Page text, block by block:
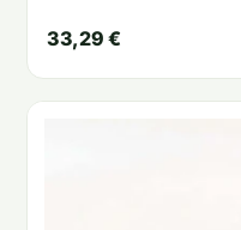
33,29 €